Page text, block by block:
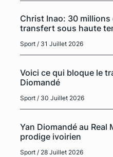
Christ Inao: 30 millions
transfert sous haute
Sport / 31 Juillet 2026
Voici ce qui bloque le
Diomandé
Sport / 30 Juillet 2026
Yan Diomandé au Real
prodige ivoirien
Sport / 28 Juillet 2026